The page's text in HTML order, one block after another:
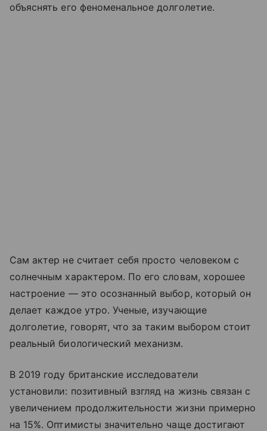
объяснять его феноменальное долголетие.
Сам актер не считает себя просто человеком с
солнечным характером. По его словам, хорошее
настроение — это осознанный выбор, который он
делает каждое утро. Ученые, изучающие
долголетие, говорят, что за таким выбором стоит
реальный биологический механизм.
В 2019 году британские исследователи
установили: позитивный взгляд на жизнь связан с
увеличением продолжительности жизни примерно
на 15%. Оптимисты значительно чаще достигают